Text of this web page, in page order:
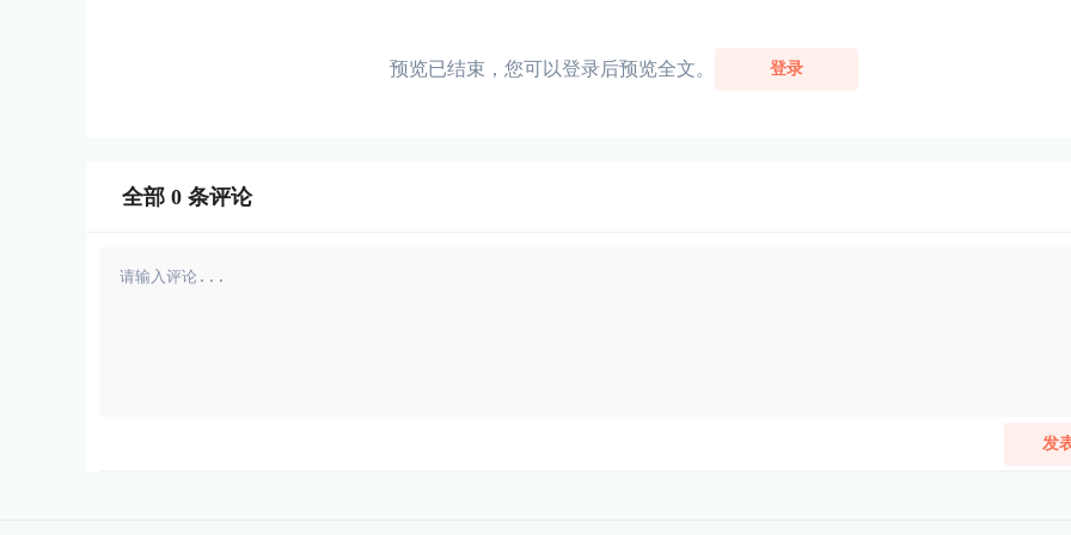
预览已结束，您可以登录后预览全文。 登录
全部 0 条评论
发